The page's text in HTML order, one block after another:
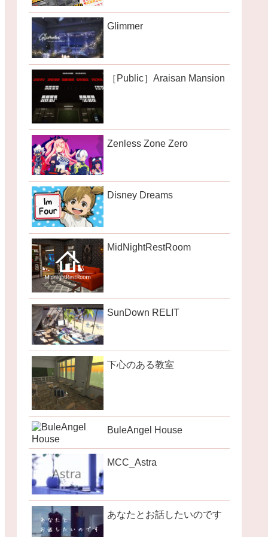
Glimmer
［Public］Araisan Mansion
Zenless Zone Zero
Disney Dreams
MidNightRestRoom
SunDown RELIT
下心のある教室
BuleAngel House
MCC_Astra
あなたとお話したいのです